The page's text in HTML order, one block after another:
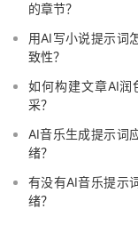
的章节？
用AI写小说提示词
致性？
如何构建文章AI润
采？
AI音乐生成提示词
绪？
有没有AI音乐提示
绪？